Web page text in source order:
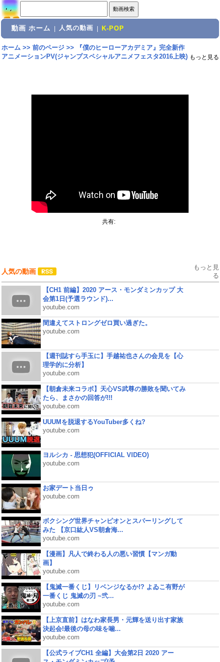
動画 ホーム 人気の動画 K-POP
ホーム>> 前のページ>>
『僕のヒーローアカデミア』完全新作
アニメーションPV(ジャンプスペシャルアニメフェスタ2016上映) もっと見る
共有:
人気の動画
もっと見
る
【CH1 前編】2020 アース・モンダミンカップ 大
会第1日(予選ラウンド)...
youtube.com
間違えてストロングゼロ買い過ぎた。
youtube.com
【週刊誌すら手玉に】手越祐也さんの会見を【心
理学的に分析】
youtube.com
【朝倉未来コラボ】天心VS武尊の勝敗を聞いてみ
たら、まさかの回答が!!!
youtube.com
UUUMを脱退するYouTuber多くね?
youtube.com
ヨルシカ - 思想犯(OFFICIAL VIDEO)
youtube.com
お家デート当日ゥ
youtube.com
ボクシング世界チャンピオンとスパーリングして
みた 【京口紘人VS朝倉海...
youtube.com
【漫画】凡人で終わる人の悪い習慣【マンガ動
画】
youtube.com
【鬼滅一番くじ】リベンジなるか!? よゐこ有野が
一番くじ 鬼滅の刃 ~弐...
youtube.com
【上京直前】はなわ家長男・元輝を送り出す家族
決起会!最後の母の味を噛...
youtube.com
【公式ライブCH1 全編】大会第2日 2020 アー